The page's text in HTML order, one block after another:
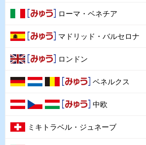
ローマ・ベネチア
マドリッド・バルセロナ
ロンドン
ベネルクス
中欧
ミキトラベル・ジュネーブ